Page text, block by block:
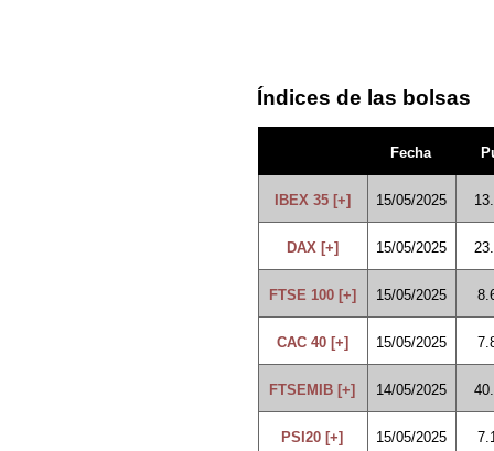
Índices de las bolsas
Fecha
IBEX 35 [+] 15/05/2025
DAX [+] 15/05/2025
FTSE 100 [+] 15/05/2025
CAC 40 [+] 15/05/2025
FTSEMIB [+] 14/05/2025
PSI20 [+] 15/05/2025